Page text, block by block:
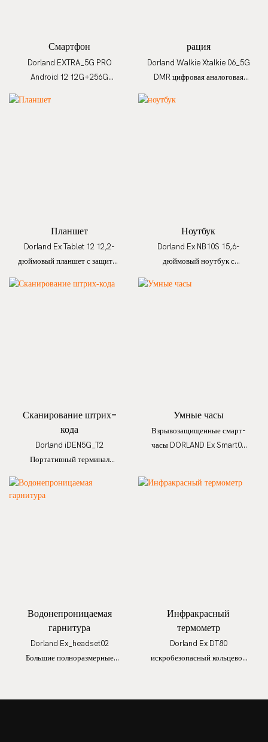
Смартфон
Dorland EXTRA_5G PRO
Android 12 12G+256G
тепловизионный
рация
Dorland Walkie Xtalkie 06_5G
DMR цифровая аналоговая
искробезопасный терминал
Планшет
Dorland Ex Tablet 12 12,2-
дюймовый планшет с защитой
степенью защиты IP65
Ноутбук
Dorland Ex NB10S 15,6-
дюймовый ноутбук с
Сканирование штрих-
кода
Dorland iDEN5G_T2
Портативный терминал
взрывозащищенный, со
сканером штрихкодов, NFC
Умные часы
Взрывозащищенные смарт-
часы DORLAND Ex Smart04
Водонепроницаемая
гарнитура
Dorland Ex_headset02
Большие полноразмерные
шумоподавлением,
Инфракрасный
термометр
Dorland Ex DT80
искробезопасный кольцевой